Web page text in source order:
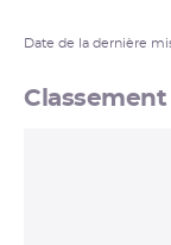
Date de la dernière
Classement